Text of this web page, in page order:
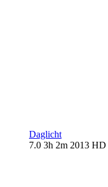
Daglicht
7.0 3h 2m 2013 HD